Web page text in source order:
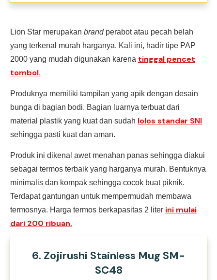
Lion Star merupakan brandperabot atau pecah belah
yang terkenal murah harganya. Kali ini, hadir tipe PAP
2000 yang mudah digunakan karena tinggal pencet
tombol.
Produknya memiliki tampilan yang apik dengan desain
bunga di bagian bodi. Bagian luarnya terbuat dari
material plastik yang kuat dan sudah lolos standar SNI
sehingga pasti kuat dan aman.
Produk ini dikenal awet menahan panas sehingga diakui
sebagai termos terbaik yang harganya murah. Bentuknya
minimalis dan kompak sehingga cocok buat piknik.
Terdapat gantungan untuk mempermudah membawa
termosnya. Harga termos berkapasitas 2 liter ini mulai
dari 200 ribuan.
6. Zojirushi Stainless Mug SM-
SC48